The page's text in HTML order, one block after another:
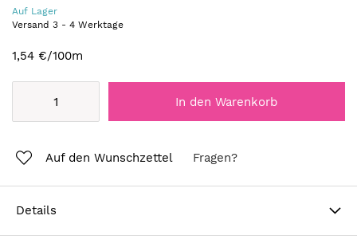
Auf Lager
Versand 3 - 4 Werktage
1,54 €/100m
In den Warenkorb
Auf den Wunschzettel Fragen?
Details